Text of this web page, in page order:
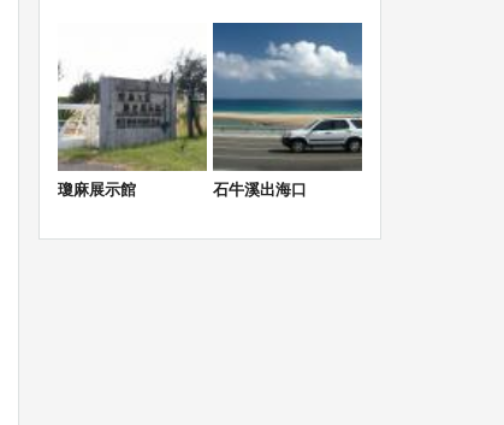
瓊麻展示館 石牛溪出海口